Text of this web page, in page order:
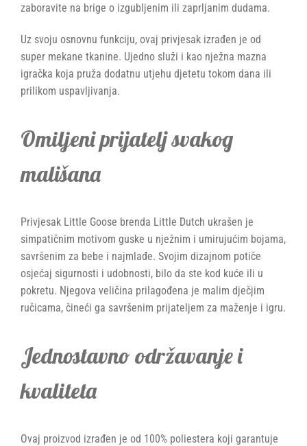
zaboravite na brige o izgubljenim ili zaprljanim dudama.
Uz svoju osnovnu funkciju, ovaj privjesak izrađen je od
super mekane tkanine. Ujedno služi i kao nježna mazna
igračka koja pruža dodatnu utjehu djetetu tokom dana ili
prilikom uspavljivanja.
Omiljeni prijatelj svakog
mališana
Privjesak Little Goose brenda Little Dutch ukrašen je
simpatičnim motivom guske u nježnim i umirujućim bojama,
savršenim za bebe i najmlađe. Svojim dizajnom potiče
osjećaj sigurnosti i udobnosti, bilo da ste kod kuće ili u
pokretu. Njegova veličina prilagođena je malim dječjim
ručicama, čineći ga savršenim prijateljem za maženje i igru.
Jednostavno održavanje i
kvaliteta
Ovaj proizvod izrađen je od 100% poliestera koji garantuje